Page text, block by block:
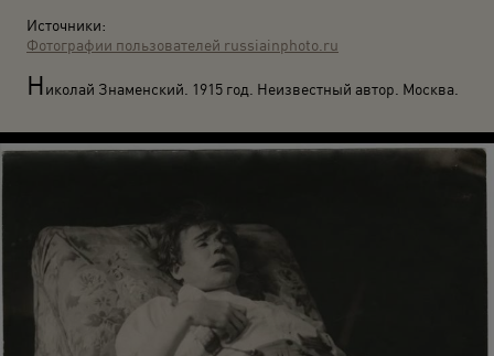
Источники:
Фотографии пользователей russiainphoto.ru
Николай Знаменский. 1915 год. Неизвестный автор. Москва.